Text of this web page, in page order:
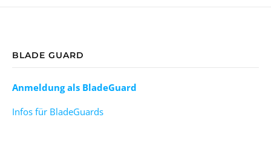
BLADE GUARD
Anmeldung als BladeGuard
Infos für BladeGuards